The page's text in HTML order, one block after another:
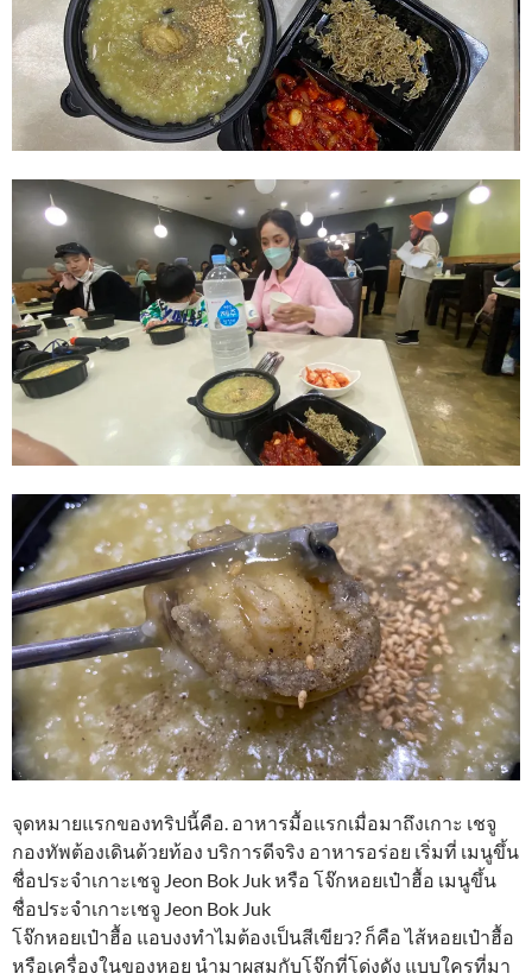
จุดหมายแรกของทริปนี้คือ. อาหารมื้อแรกเมื่อมาถึงเกาะ เชจู
กองทัพต้องเดินด้วยท้อง บริการดีจริง อาหารอร่อย เริ่มที่ เมนูขึ้น
ชื่อประจำเกาะเชจู Jeon Bok Juk หรือ โจ๊กหอยเป๋าฮื้อ เมนูขึ้น
ชื่อประจำเกาะเชจู Jeon Bok Juk
โจ๊กหอยเป๋าฮื้อ แอบงงทำไมต้องเป็นสีเขียว? ก็คือ ไส้หอยเป๋าฮื้อ
หรือเครื่องในของหอย นำมาผสมกับโจ๊กที่โด่งดัง แบบใครที่มา